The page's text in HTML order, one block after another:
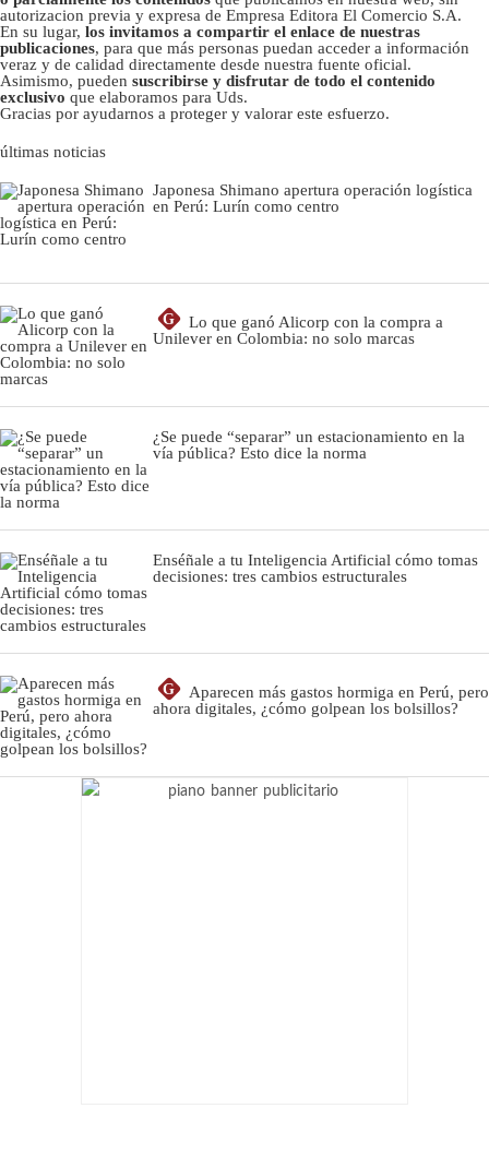
autorizacion previa y expresa de Empresa Editora El Comercio S.A.
En su lugar, los invitamos a compartir el enlace de nuestras
publicaciones, para que más personas puedan acceder a información
veraz y de calidad directamente desde nuestra fuente oficial.
Asimismo, pueden suscribirse y disfrutar de todo el contenido
exclusivo que elaboramos para Uds.
Gracias por ayudarnos a proteger y valorar este esfuerzo.
últimas noticias
Japonesa Shimano apertura operación logística
en Perú: Lurín como centro
G
Lo que ganó Alicorp con la compra a
Unilever en Colombia: no solo marcas
¿Se puede “separar” un estacionamiento en la
vía pública? Esto dice la norma
Enséñale a tu Inteligencia Artificial cómo tomas
decisiones: tres cambios estructurales
G
Aparecen más gastos hormiga en Perú, pero
ahora digitales, ¿cómo golpean los bolsillos?